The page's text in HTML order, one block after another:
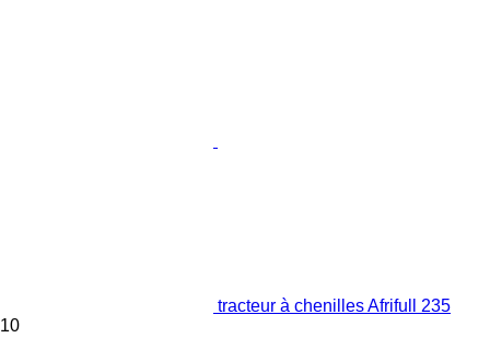
tracteur à chenilles Afrifull 235
10